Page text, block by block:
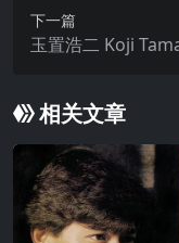
下一篇
玉置浩二 Koji
相关文章